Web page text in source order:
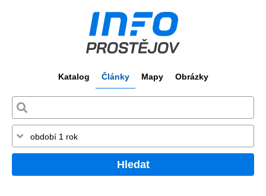
Katalog Články Mapy Obrázky
Hledat